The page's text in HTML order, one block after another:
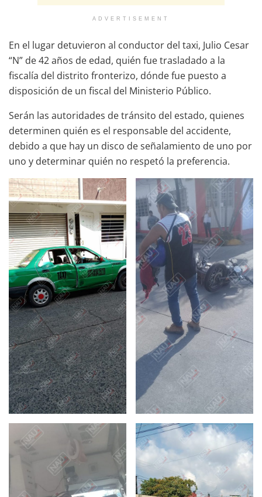
ADVERTISEMENT
En el lugar detuvieron al conductor del taxi, Julio Cesar
“N” de 42 años de edad, quién fue trasladado a la
fiscalía del distrito fronterizo, dónde fue puesto a
disposición de un fiscal del Ministerio Público.
Serán las autoridades de tránsito del estado, quienes
determinen quién es el responsable del accidente,
debido a que hay un disco de señalamiento de uno por
uno y determinar quién no respetó la preferencia.